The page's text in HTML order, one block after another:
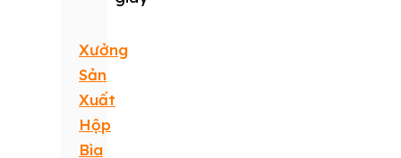
Xưởng
Sản
Xuất
Hộp
Bìa